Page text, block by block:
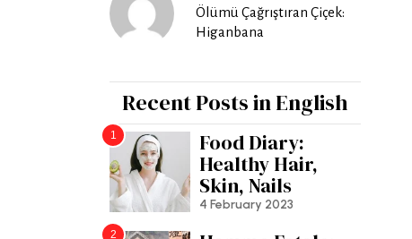
Ölümü Çağrıştıran Çiçek:
Higanbana
Recent Posts in English
1
Food Diary:
Healthy Hair,
Skin, Nails
4 February 2023
2